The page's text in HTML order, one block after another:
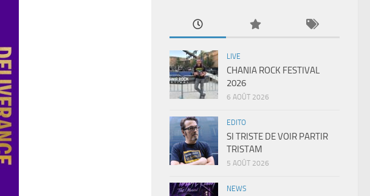
LIVE
CHANIA ROCK FESTIVAL
2026
6 AOÛT 2026
EDITO
SI TRISTE DE VOIR PARTIR
TRISTAM
5 AOÛT 2026
NEWS